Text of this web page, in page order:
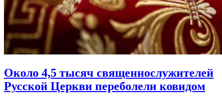
Около 4,5 тысяч священнослужителей
Русской Церкви переболели ковидом